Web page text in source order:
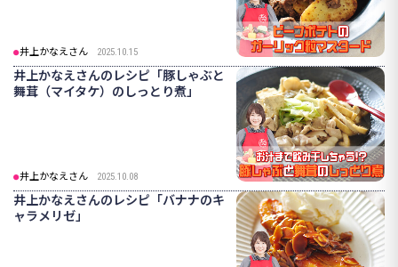
井上かなえさん 2025.10.15
井上かなえさんのレシピ「豚しゃぶと
舞茸（マイタケ）のしっとり煮」
井上かなえさん 2025.10.08
井上かなえさんのレシピ「バナナのキ
ャラメリゼ」